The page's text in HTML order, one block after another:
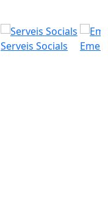
Serveis Socials